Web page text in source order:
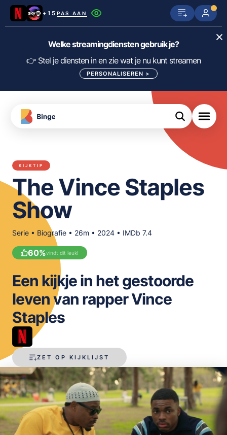
+15 PAS AAN
Netflix SkyShowtime Prime Video
Disney+ Videoland HBO Max
Viaplay Apple TV
KIJK
FILTER FILMS EN SERIES OP MIJN
DIENSTEN
Welke streamingdiensten gebruik je?
👉 Stel je diensten in en zie wat je nu kunt streamen
PERSONALISEREN >
Download
de
Binge
App
KIJKTIP
The Vince Staples
Show
Serie • Biografie • 26m • 2024 • IMDb 7.4
60%vindt dit leuk!
ZET OP KIJKLIJST
Een kijkje in het gestoorde
leven van rapper Vince
Staples